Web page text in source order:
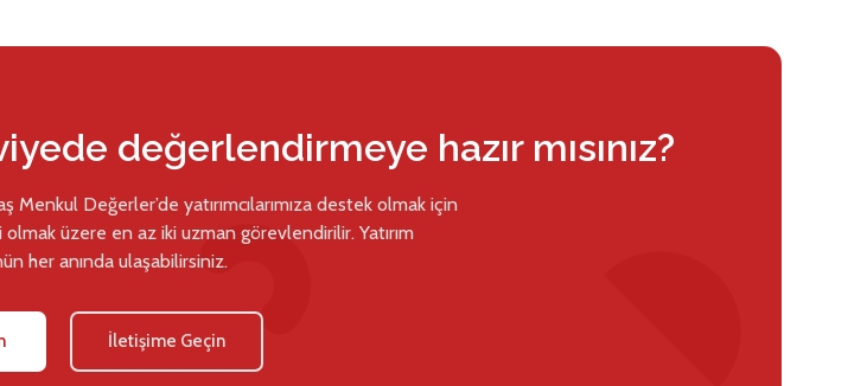
değerlendirmeye hazır mısınız?
Değerler’de yatırımcılarımıza destek olmak için
üzere en az iki uzman görevlendirilir. Yatırım
her anında ulaşabilirsiniz.
İletişime Geçin